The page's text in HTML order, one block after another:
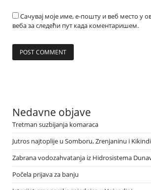
Сачувај моје име, е-пошту и веб место у
веба за следећи пут када коментаришем.
Nedavne objave
Tretman suzbijanja komaraca
Jutros najtoplije u Somboru, Zrenjaninu i Kikindi
Zabrana vodozahvatanja iz Hidrosistema
Počela prijava za banju